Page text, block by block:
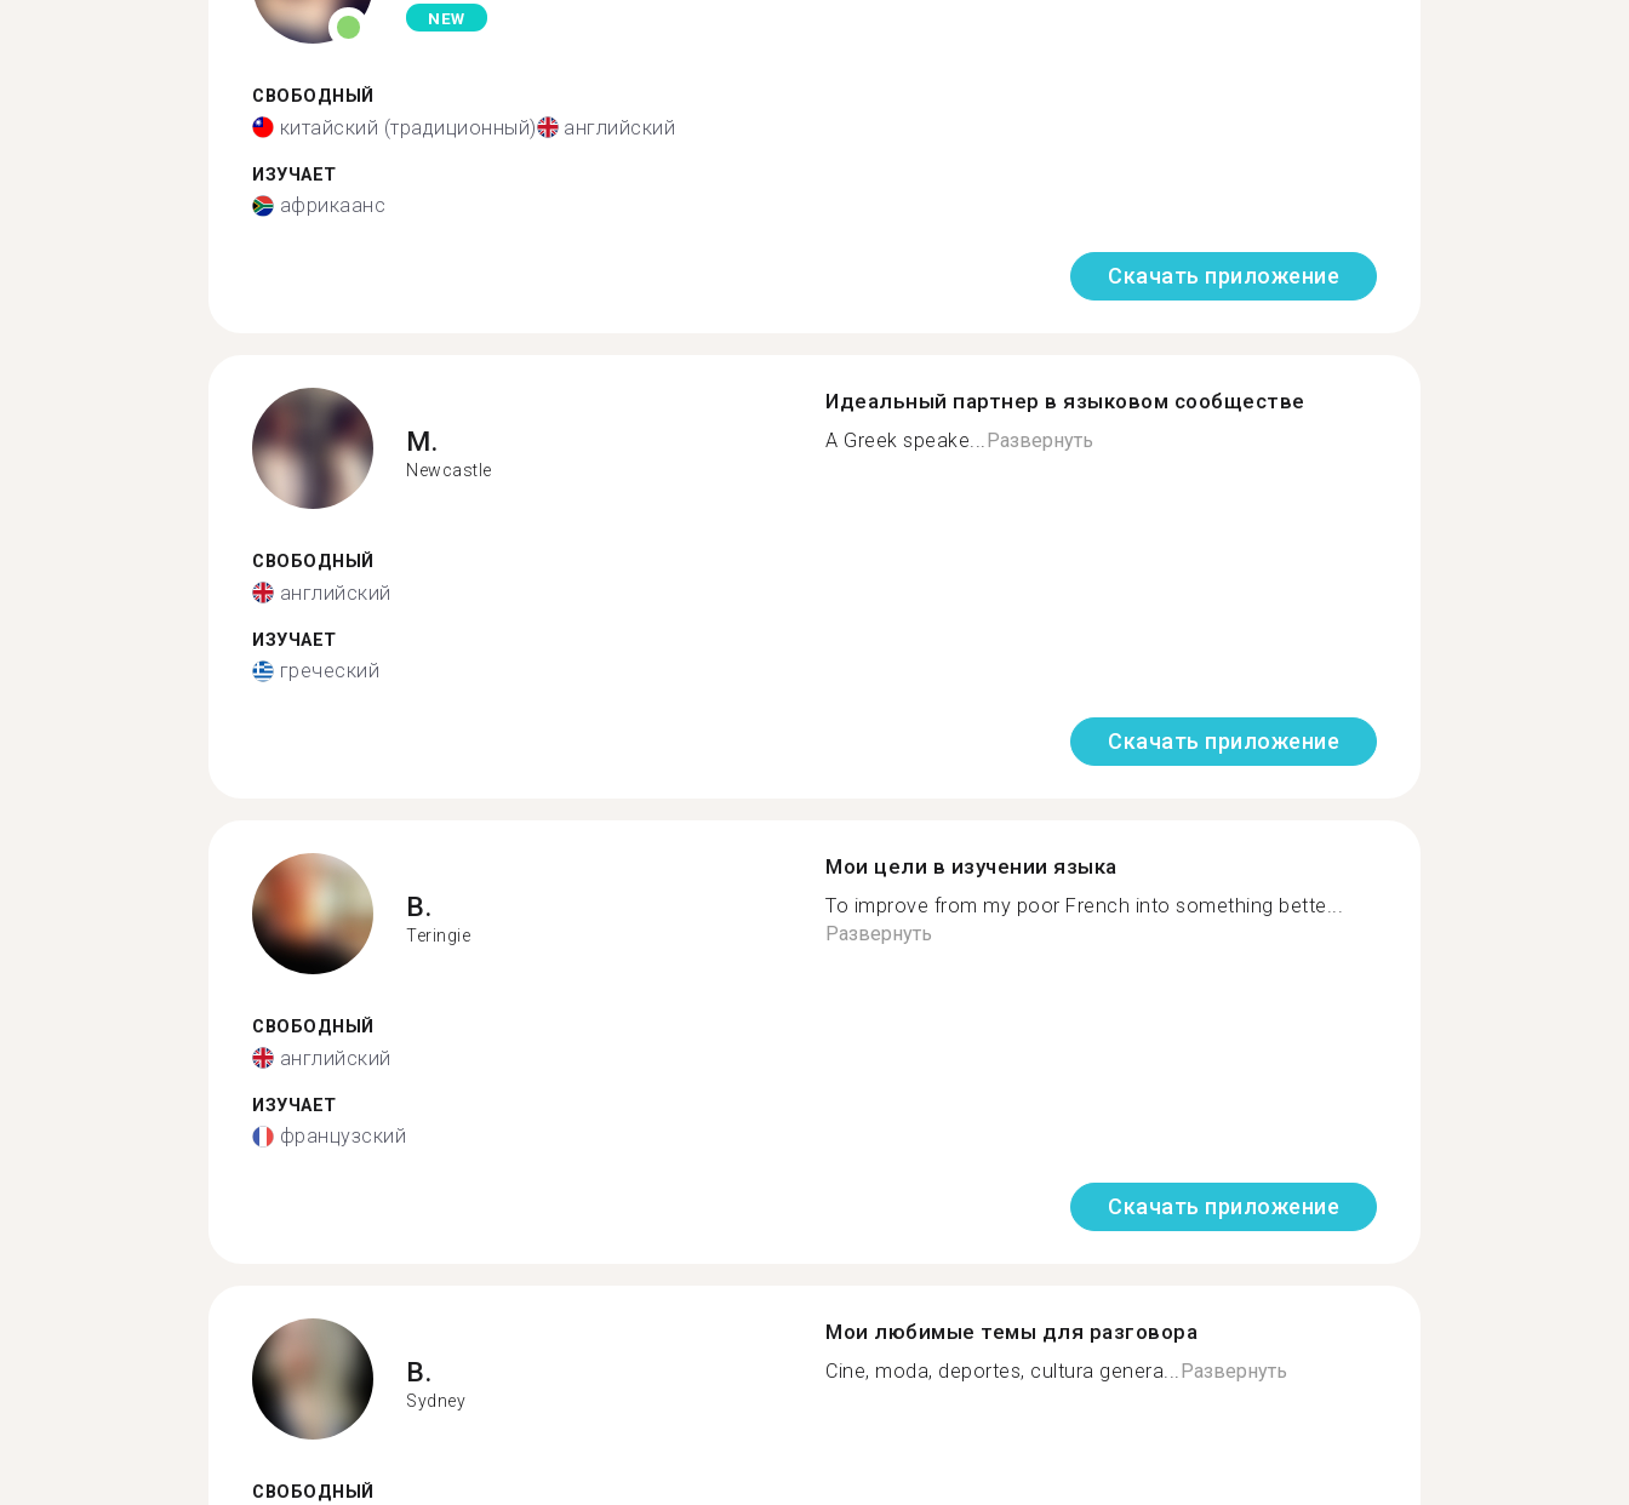
NEW
СВОБОДНЫЙ
китайский (традиционный) английский
ИЗУЧАЕТ
африкаанс
Скачать приложение
M.
Newcastle
СВОБОДНЫЙ
английский
ИЗУЧАЕТ
греческий
Идеальный партнер в языковом сообществе
A Greek speake...Развернуть
Скачать приложение
B.
Teringie
СВОБОДНЫЙ
английский
ИЗУЧАЕТ
французский
Мои цели в изучении языка
To improve from my poor French into something bette...
Развернуть
Скачать приложение
B.
Sydney
СВОБОДНЫЙ
Мои любимые темы для разговора
Cine, moda, deportes, cultura genera...Развернуть